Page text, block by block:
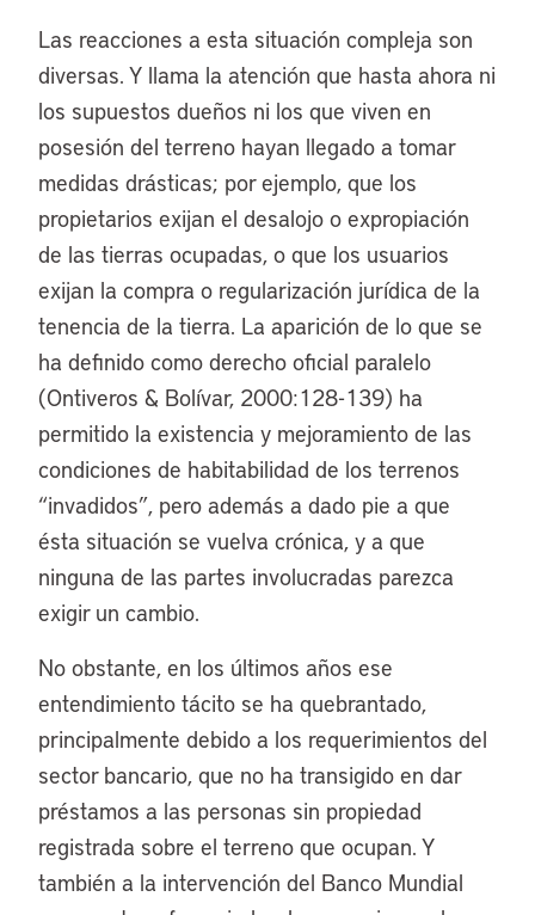
Las reacciones a esta situación compleja son
diversas. Y llama la atención que hasta ahora ni
los supuestos dueños ni los que viven en
posesión del terreno hayan llegado a tomar
medidas drásticas; por ejemplo, que los
propietarios exijan el desalojo o expropiación
de las tierras ocupadas, o que los usuarios
exijan la compra o regularización jurídica de la
tenencia de la tierra. La aparición de lo que se
ha definido como derecho oficial paralelo
(Ontiveros & Bolívar, 2000:128-139) ha
permitido la existencia y mejoramiento de las
condiciones de habitabilidad de los terrenos
“invadidos”, pero además a dado pie a que
ésta situación se vuelva crónica, y a que
ninguna de las partes involucradas parezca
exigir un cambio.
No obstante, en los últimos años ese
entendimiento tácito se ha quebrantado,
principalmente debido a los requerimientos del
sector bancario, que no ha transigido en dar
préstamos a las personas sin propiedad
registrada sobre el terreno que ocupan. Y
también a la intervención del Banco Mundial